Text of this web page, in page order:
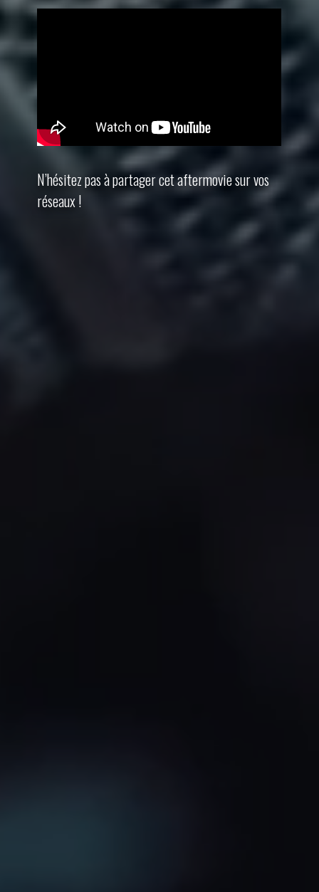
N’hésitez pas à partager cet aftermovie sur vos
réseaux !